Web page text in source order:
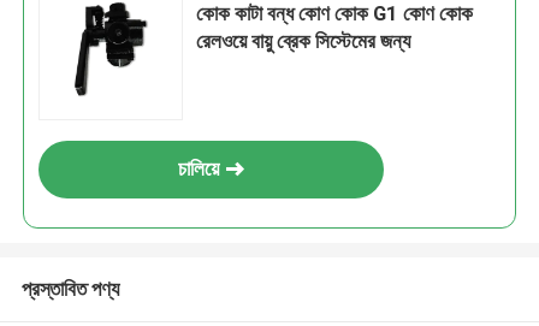
কোক কাটা বন্ধ কোণ কোক G1 কোণ কোক
রেলওয়ে বায়ু ব্রেক সিস্টেমের জন্য
চালিয়ে
প্রস্তাবিত পণ্য